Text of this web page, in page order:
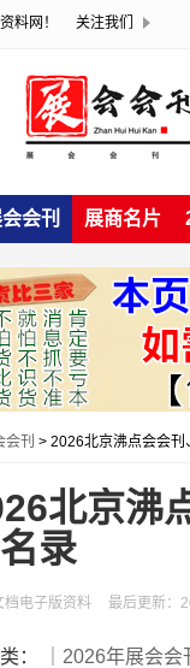
料网！ 关注我们
会刊 展商名片
会刊 > 2026北京沸点会会
北京沸
录
档电子版资料 最后更新：
： ｜2026年展会会